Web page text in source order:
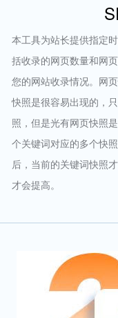
本工具为站长提供指定
括收录的网页数量和网
您的网站收录情况。网
快照是很容易出现的，
照，但是光有网页快照
个关键词对应的多个快
后，当前的关键词快照
才会提高。